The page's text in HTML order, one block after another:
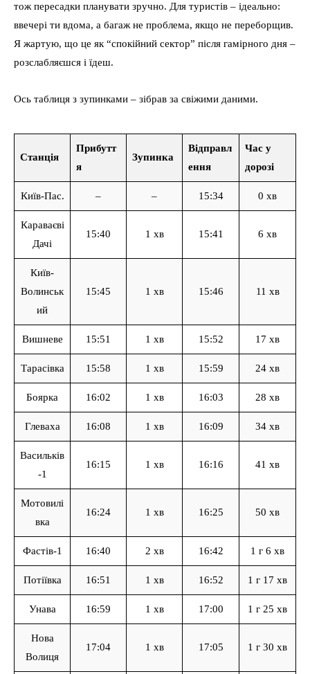
тож пересадки планувати зручно. Для туристів – ідеально:
ввечері ти вдома, а багаж не проблема, якщо не переборщив.
Я жартую, що це як “спокійний сектор” після гамірного дня –
розслабляєшся і їдеш.
Ось таблиця з зупинками – зібрав за свіжими даними.
Станція
Прибутт
я
Зупинка
Відправл
ення
Час у
дорозі
Київ-Пас. – – 15:34 0 хв
Караваєві
Дачі
15:40 1 хв 15:41 6 хв
Київ-
Волинськ
ий
15:45 1 хв 15:46 11 хв
Вишневе 15:51 1 хв 15:52 17 хв
Тарасівка 15:58 1 хв 15:59 24 хв
Боярка 16:02 1 хв 16:03 28 хв
Глеваха 16:08 1 хв 16:09 34 хв
Васильків
-1
16:15 1 хв 16:16 41 хв
Мотовилі
вка
16:24 1 хв 16:25 50 хв
Фастів-1 16:40 2 хв 16:42 1 г 6 хв
Потіївка 16:51 1 хв 16:52 1 г 17 хв
Унава 16:59 1 хв 17:00 1 г 25 хв
Нова
Волиця
17:04 1 хв 17:05 1 г 30 хв